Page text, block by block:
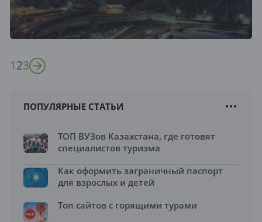
123
ПОПУЛЯРНЫЕ СТАТЬИ
ТОП ВУЗов Казахстана, где готовят
специалистов туризма
Как оформить заграничный паспорт
для взрослых и детей
Топ сайтов с горящими турами